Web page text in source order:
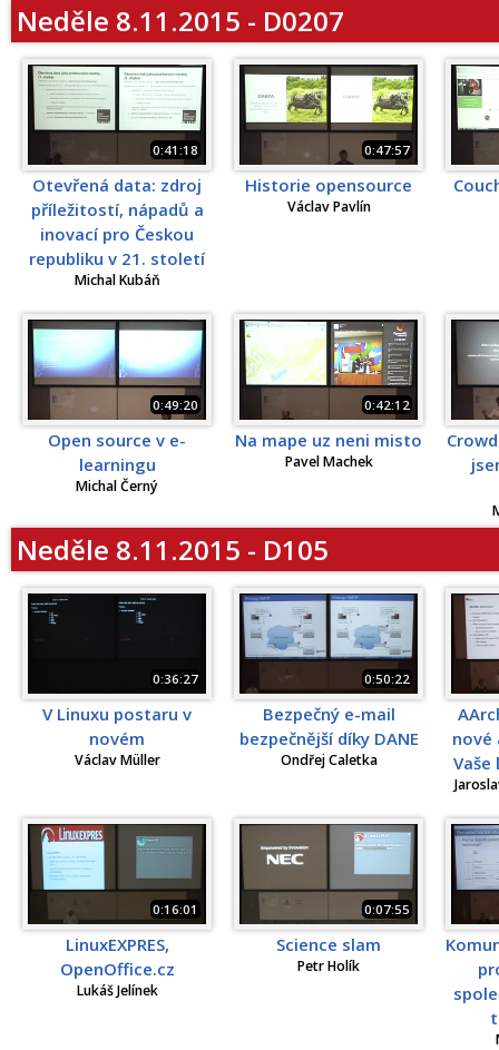
Neděle 8.11.2015 - D0207
0:41:18
Otevřená data: zdroj
příležitostí, nápadů a
inovací pro Českou
republiku v 21. století
Michal Kubáň
0:47:57
Historie opensource
Václav Pavlín
0:49:20
Open source v e-
learningu
Michal Černý
0:42:12
Na mape uz neni misto
Pavel Machek
Neděle 8.11.2015 - D105
0:36:27
V Linuxu postaru v
novém
Václav Müller
0:50:22
Bezpečný e-mail
bezpečnější díky DANE
Ondřej Caletka
nové
Vaše
0:16:01
LinuxEXPRES,
OpenOffice.cz
Lukáš Jelínek
0:07:55
Science slam
Petr Holík